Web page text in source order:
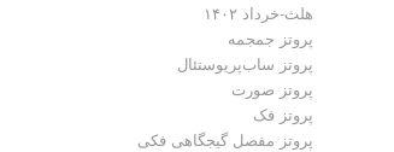
هلث-خرداد ۱۴۰۲
پروتز جمجمه
پروتز ساب‌پریوستئال
پروتز صورت
پروتز فک
پروتز مفصل گیجگاهی فکی